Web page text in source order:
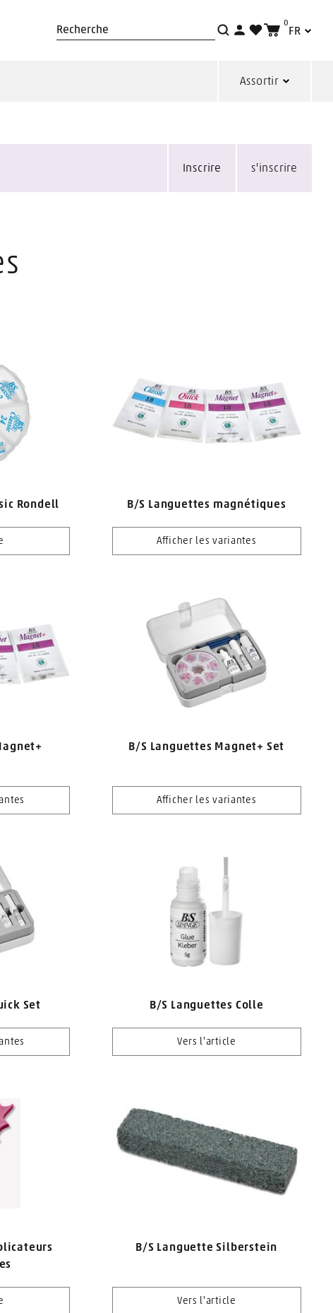
Recherche
0
FR
Assortir
Inscrire s'inscrire
Rondell B/S Languettes magnétiques
Afficher les variantes
B/S Languettes Magnet+ Set
Afficher les variantes
Set B/S Languettes Colle
Vers l'article
B/S Languette Silberstein
Vers l'article